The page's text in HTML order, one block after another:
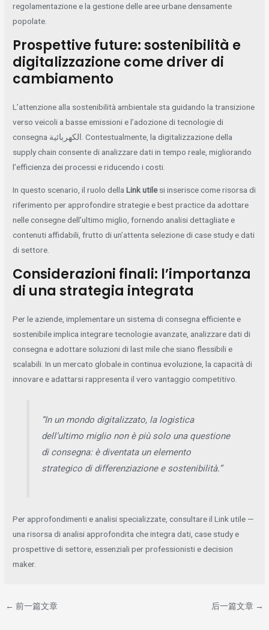
regolamentazione e la gestione delle aree urbane densamente
popolate.
Prospettive future: sostenibilità e
digitalizzazione come driver di
cambiamento
L’attenzione alla sostenibilità ambientale sta guidando la transizione
verso veicoli a basse emissioni e l’adozione di tecnologie di
consegna الكهربائية. Contestualmente, la digitalizzazione della
supply chain consente di analizzare dati in tempo reale, migliorando
l’efficienza dei processi e riducendo i costi.
In questo scenario, il ruolo dellaLink utilesi inserisce come risorsa di
riferimento per approfondire strategie e best practice da adottare
nelle consegne dell’ultimo miglio, fornendo analisi dettagliate e
contenuti affidabili, frutto di un’attenta selezione di case study e dati
di settore.
Considerazioni finali: l’importanza
di una strategia integrata
Per le aziende, implementare un sistema di consegna efficiente e
sostenibile implica integrare tecnologie avanzate, analizzare dati di
consegna e adottare soluzioni di last mile che siano flessibili e
scalabili. In un mercato globale in continua evoluzione, la capacità di
innovare e adattarsi rappresenta il vero vantaggio competitivo.
“In un mondo digitalizzato, la logistica
dell’ultimo miglio non è più solo una questione
di consegna: è diventata un elemento
strategico di differenziazione e sostenibilità.”
Per approfondimenti e analisi specializzate, consultare il Link utile —
una risorsa di analisi approfondita che integra dati, case study e
prospettive di settore, essenziali per professionisti e decision
maker.
← 前一篇文章 后一篇文章 →